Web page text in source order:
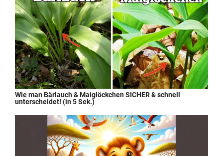
Wie man Bärlauch & Maiglöckchen SICHER & schnell
unterscheidet! (in 5 Sek.)